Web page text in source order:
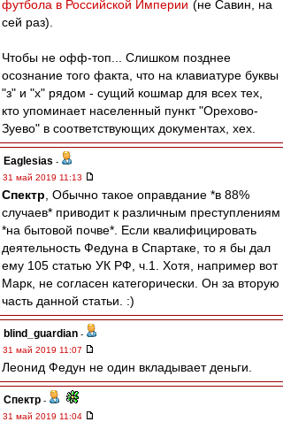
футбола в Российской Империи (не Савин, на
сей раз).
Чтобы не офф-топ... Слишком позднее
осознание того факта, что на клавиатуре буквы
"з" и "х" рядом - сущий кошмар для всех тех,
кто упоминает населенный пункт "Орехово-
Зуево" в соответствующих документах, хех.
Eaglesias -
31 май 2019 11:13
Спектр , Обычно такое оправдание *в 88%
случаев* приводит к различным преступлениям
*на бытовой почве*. Если квалифицировать
деятельность Федуна в Спартаке, то я бы дал
ему 105 статью УК РФ, ч.1. Хотя, например вот
Марк, не согласен категорически. Он за вторую
часть данной статьи. :)
blind_guardian -
31 май 2019 11:07
Леонид Федун не один вкладывает деньги.
Спектр -
31 май 2019 11:04